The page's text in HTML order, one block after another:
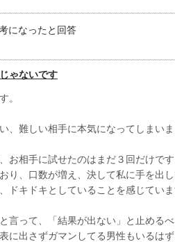
になったと回答
ゃないです
。
、難しい相手に本気になってしまいま
お相手に試せたのはまだ３回だけです
り、口数が増え、決して私に手を出
ドキドキとしていることを感じてい
言って、「結果が出ない」と止めるべ
に出さずガマンしてる男性もいるはず